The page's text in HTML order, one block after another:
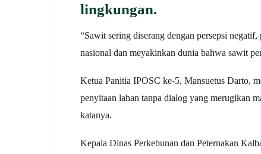
lingkungan.
“Sawit sering diserang dengan persepsi
nasional dan meyakinkan dunia bahwa sawit
Ketua Panitia IPOSC ke-5, Mansuetus Darto,
penyitaan lahan tanpa dialog yang merugikan
katanya.
Kepala Dinas Perkebunan dan Peternakan